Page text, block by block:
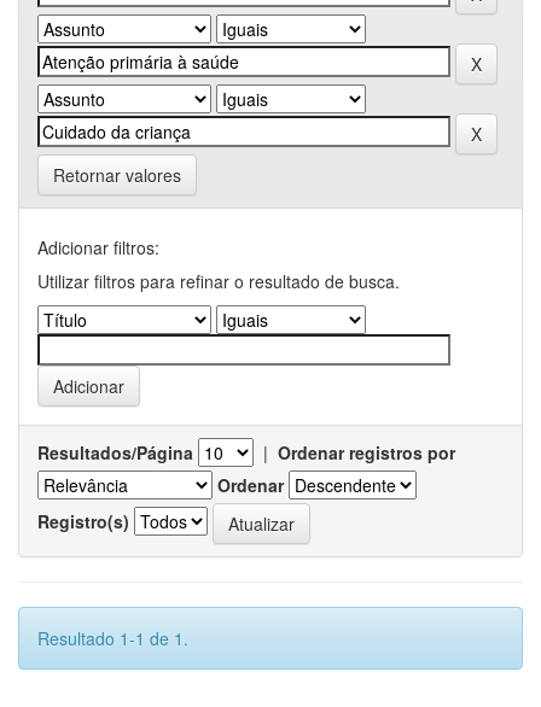
Retornar valores
Adicionar filtros:
Utilizar filtros para refinar o resultado de busca.
Resultados/Página | Ordenar registros por
Ordenar
Registro(s)
Resultado 1-1 de 1.